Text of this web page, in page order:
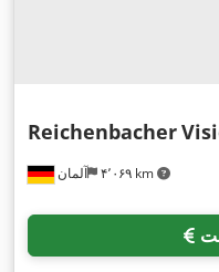
آلمان ۴٬۰۶۹ km
Reichenbacher